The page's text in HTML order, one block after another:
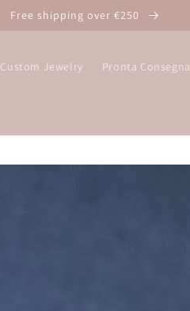
Free shipping over €250
Custom Jewelry Pronta Consegna